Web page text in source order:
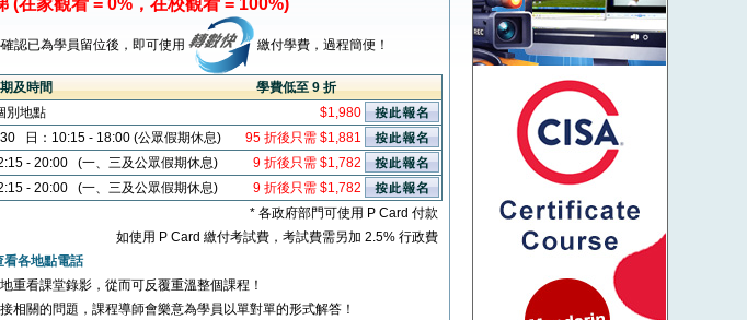
(在家觀看 = 0%，在校觀看 = 100%)
認已為學員留位後，即可使用 繳付學費，過程簡便！
及時間
學費低至 9 折
別地點
$1,980
日：10:15 - 18:00 (公眾假期休息)
95 折後只需 $1,881
- 20:00 (一、三及公眾假期休息)
9 折後只需 $1,782
- 20:00 (一、三及公眾假期休息)
9 折後只需 $1,782
* 各政府部門可使用 P Card 付款
如使用 P Card 繳付考試費，考試費需另加 2.5% 行政費
看各地點電話
重看課堂錄影，從而可反覆重溫整個課程！
相關的問題，課程導師會樂意為學員以單對單的形式解答！